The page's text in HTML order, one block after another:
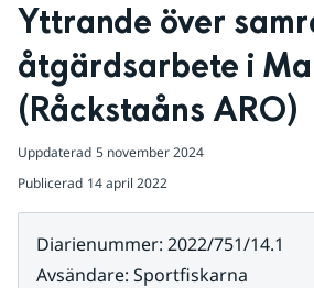
Yttrande över
åtgärdsarbete i
(Råckstaåns ARO)
Uppdaterad 5 november 2024
Publicerad 14 april 2022
Diarienummer: 2022/751/14.1
Avsändare: Sportfiskarna